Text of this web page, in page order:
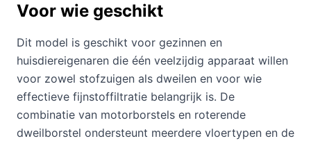
Voor wie geschikt
Dit model is geschikt voor gezinnen en
huisdiereigenaren die één veelzijdig apparaat willen
voor zowel stofzuigen als dweilen en voor wie
effectieve fijnstoffiltratie belangrijk is. De
combinatie van motorborstels en roterende
dweilborstel ondersteunt meerdere vloertypen en de